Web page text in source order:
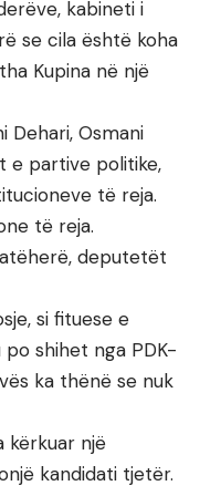
kabineti i
se cila është koha
Kupina në një
Dehari, Osmani
e partive politike,
të reja.
të reja.
atëherë, deputetët
si fituese e
po shihet nga PDK-
ka thënë se nuk
kërkuar një
kandidati tjetër.